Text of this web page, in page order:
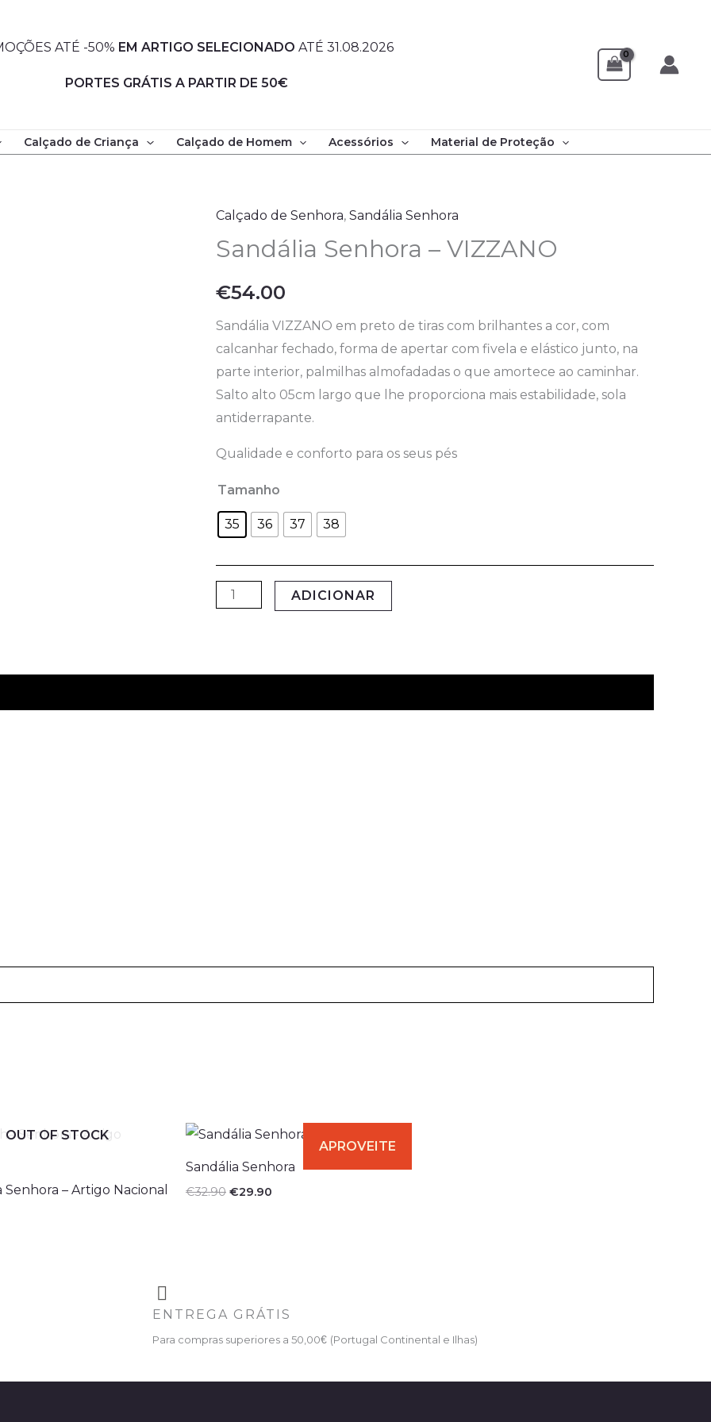
ATÉ -50% EM ARTIGO SELECIONADO ATÉ 31.08.2026
PORTES GRÁTIS A PARTIR DE 50€
Calçado de Criança Calçado de Homem Acessórios Material de Proteção
Calçado de Senhora, Sandália Senhora
Sandália Senhora – VIZZANO
€54.00
Sandália VIZZANO em preto de tiras com brilhantes a cor, com
calcanhar fechado, forma de apertar com fivela e elástico junto, na
parte interior, palmilhas almofadadas o que amortece ao caminhar.
Salto alto 05cm largo que lhe proporciona mais estabilidade, sola
antiderrapante.
Qualidade e conforto para os seus pés
Tamanho
35 36 37 38
Sandália
-
ADICIONAR
OUT OF STOCK
Senhora – Artigo Nacional
Sandália Senhora
€32.90
O
preço
era:
€32.90.
€29.90
O
preço
é:
ENTREGA GRÁTIS
Para compras superiores a 50,00€ (Portugal Continental e Ilhas)